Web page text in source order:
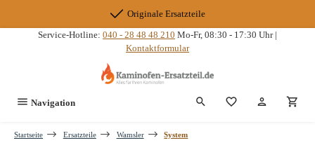
Originale Ersatzteile
Service-Hotline: 040 - 28 48 48 210 Mo-Fr, 08:30 - 17:30 Uhr |
Kontaktformular
Navigation Du hast 0
Startseite Ersatzteile Wamsler System